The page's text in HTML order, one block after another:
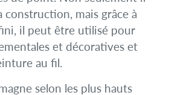
construction, mais grâce à
il peut être utilisé pour
et décoratives et
au fil.
selon les plus hauts